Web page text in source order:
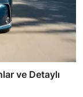
ve Detaylı